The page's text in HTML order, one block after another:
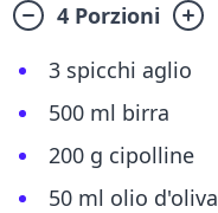
4 Porzioni
3 spicchi aglio
500 ml birra
200 g cipolline
50 ml olio d'oliva